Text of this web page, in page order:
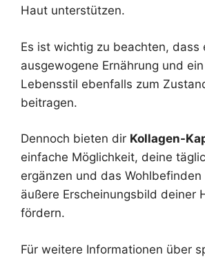
Haut unterstützen.
Es ist wichtig zu beachten, dass
ausgewogene Ernährung und
Lebensstil ebenfalls zum
beitragen.
Dennoch bieten dir Kollagen-
einfache Möglichkeit, deine
ergänzen und das
äußere Erscheinungsbild deiner
fördern.
Für weitere Informationen über